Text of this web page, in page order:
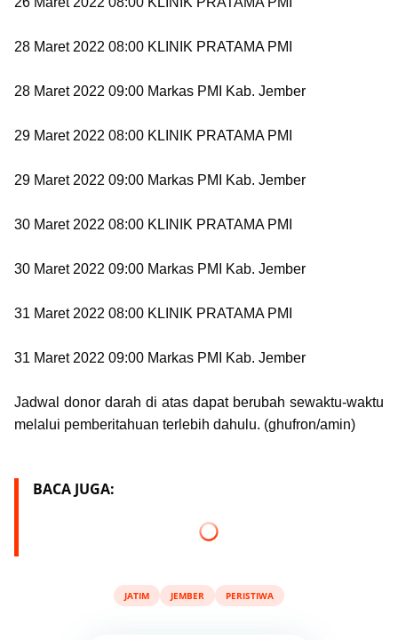
28 Maret 2022 08:00 KLINIK PRATAMA PMI
28 Maret 2022 09:00 Markas PMI Kab. Jember
29 Maret 2022 08:00 KLINIK PRATAMA PMI
29 Maret 2022 09:00 Markas PMI Kab. Jember
30 Maret 2022 08:00 KLINIK PRATAMA PMI
30 Maret 2022 09:00 Markas PMI Kab. Jember
31 Maret 2022 08:00 KLINIK PRATAMA PMI
31 Maret 2022 09:00 Markas PMI Kab. Jember
Jadwal donor darah di atas dapat berubah sewaktu-waktu
melalui pemberitahuan terlebih dahulu. (ghufron/amin)
BACA JUGA:
JATIM JEMBER PERISTIWA